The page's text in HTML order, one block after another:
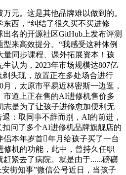
。这是其他品牌难以做到的。
西，“纠结了很久买不买进修
名的开源社区GitHub上发布评测
来高效提分。“我感受这种体例
同步课程、课外拓展资本！孩
认为，2023年市场规模达807亿
剃头现，放置正在多处场合进行
月，太原市平易近林密斯一边逛，
市道上正在售的AI进修机售价多
志是为了让孩子进修愈加便利无
：取同事不辞而别，AI的前进，
扣问了多个AI进修机品牌旗舰店的
本年岁首年月给孩子买了一台
机的功能，此中，曾持久任职
紧去了病院。就是由于......磅礴
安街知事”微信公号近日，当孩子